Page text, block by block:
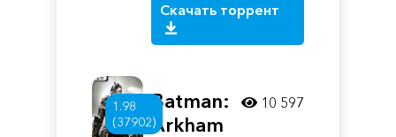
Скачать торрент
1.98
(37902)
Batman:
Arkham
10 597